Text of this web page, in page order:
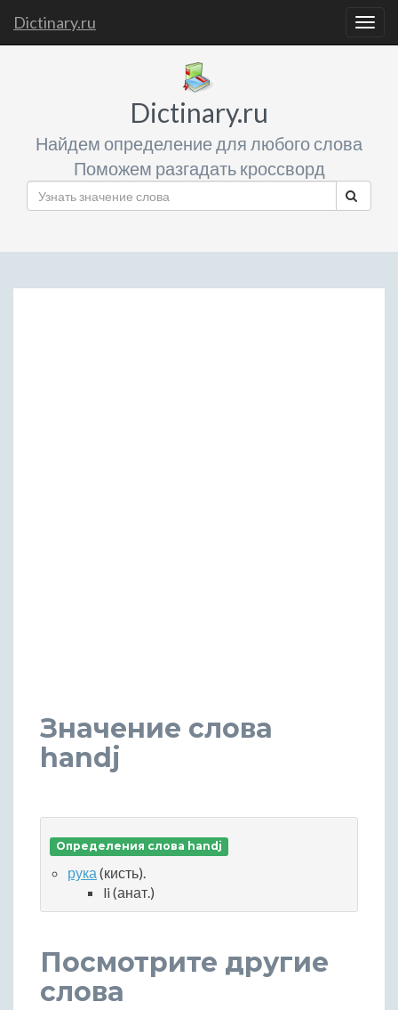
Dictinary.ru
Dictinary.ru
Найдем определение для любого слова
Поможем разгадать кроссворд
Значение слова
handj
Определения слова handj
рука (кисть).
li (анат.)
Посмотрите другие
слова